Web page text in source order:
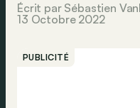
Écrit par Sébastien
13 Octobre 2022
PUBLICITÉ